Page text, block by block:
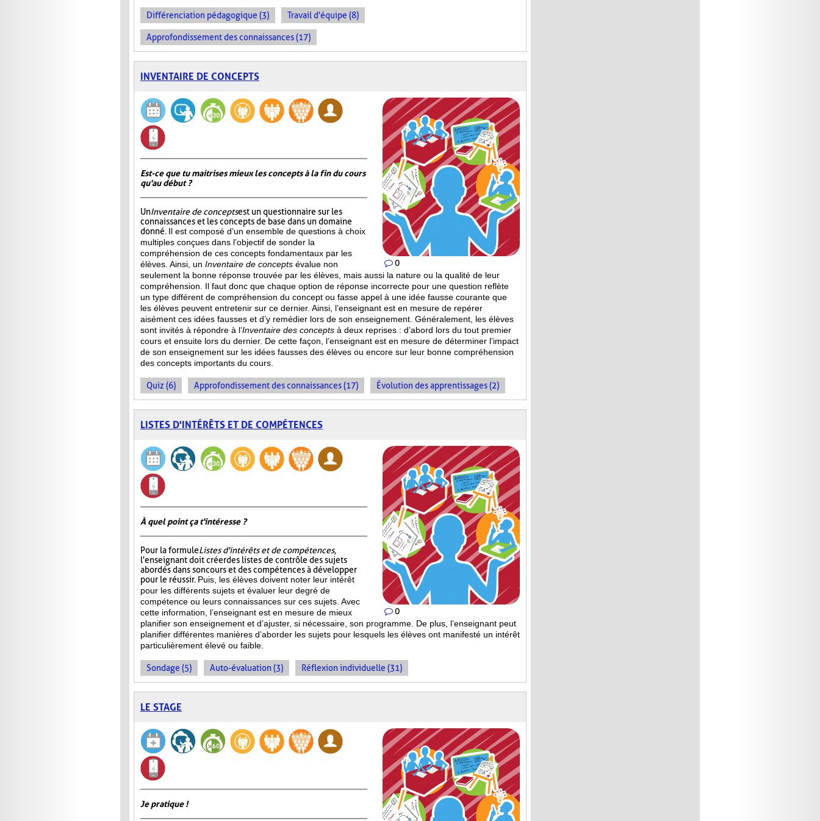
Différenciation pédagogique (3) Travail d'équipe (8)
Approfondissement des connaissances (17)
INVENTAIRE DE CONCEPTS
0
Est-ce que tu maitrises mieux les concepts à la fin du cours
qu'au début ?
UnInventaire de conceptsest un questionnaire sur les
connaissances et les concepts de base dans un domaine
donné. Il est composé d’un ensemble de questions à choix
multiples conçues dans l’objectif de sonder la
compréhension de ces concepts fondamentaux par les
élèves. Ainsi, un Inventaire de concepts évalue non
seulement la bonne réponse trouvée par les élèves, mais aussi la nature ou la qualité de leur
compréhension. Il faut donc que chaque option de réponse incorrecte pour une question reflète
un type différent de compréhension du concept ou fasse appel à une idée fausse courante que
les élèves peuvent entretenir sur ce dernier. Ainsi, l’enseignant est en mesure de repérer
aisément ces idées fausses et d’y remédier lors de son enseignement. Généralement, les élèves
sont invités à répondre à l’Inventaire des concepts à deux reprises : d’abord lors du tout premier
cours et ensuite lors du dernier. De cette façon, l’enseignant est en mesure de déterminer l’impact
de son enseignement sur les idées fausses des élèves ou encore sur leur bonne compréhension
des concepts importants du cours.
Quiz (6) Approfondissement des connaissances (17) Évolution des apprentissages (2)
LISTES D'INTÉRÊTS ET DE COMPÉTENCES
0
À quel point ça t'intéresse ?
Pour la formuleListes d'intérêts et de compétences,
l'enseignant doit créer des listes de contrôle des sujets
abordés dans son cours et des compétences à développer
pour le réussir. Puis, les élèves doivent noter leur intérêt
pour les différents sujets et évaluer leur degré de
compétence ou leurs connaissances sur ces sujets. Avec
cette information, l’enseignant est en mesure de mieux
planifier son enseignement et d’ajuster, si nécessaire, son programme. De plus, l’enseignant peut
planifier différentes manières d’aborder les sujets pour lesquels les élèves ont manifesté un intérêt
particulièrement élevé ou faible.
Sondage (5) Auto-évaluation (3) Réflexion individuelle (31)
LE STAGE
Je pratique !